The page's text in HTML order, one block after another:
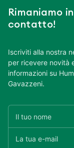
Rimaniamo in
contatto!
Iscriviti alla nostra
per ricevere novità
informazioni su
Gavazzeni.